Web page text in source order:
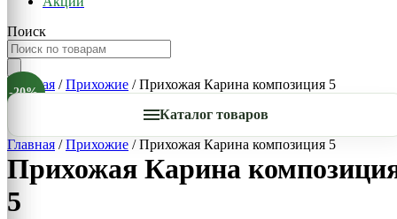
Поиск
Главная /Прихожие / Прихожая Карина композиция 5
Каталог товаров
Главная /Прихожие / Прихожая Карина композиция 5
Прихожая Карина
5
-20%